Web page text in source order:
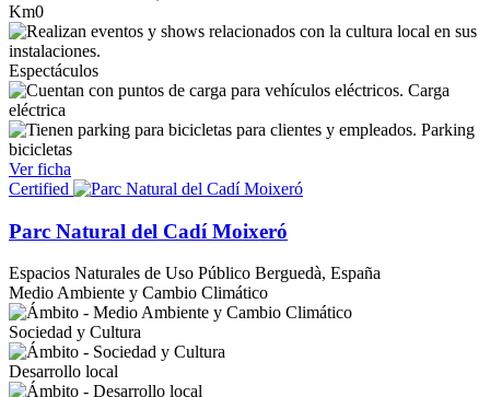
Km0
Espectáculos
Carga
eléctrica
Parking
bicicletas
Ver ficha
Certified
Parc Natural del Cadí Moixeró
Espacios Naturales de Uso Público Berguedà, España
Medio Ambiente y Cambio Climático
Sociedad y Cultura
Desarrollo local